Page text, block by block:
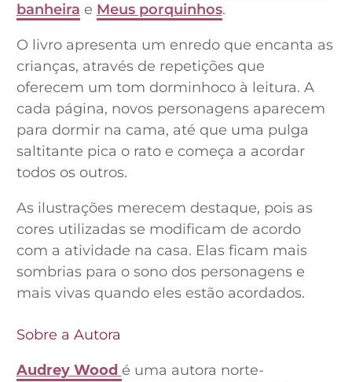
banheira e Meus porquinhos.
O livro apresenta um enredo que encanta as
crianças, através de repetições que
oferecem um tom dorminhoco à leitura. A
cada página, novos personagens aparecem
para dormir na cama, até que uma pulga
saltitante pica o rato e começa a acordar
todos os outros.
As ilustrações merecem destaque, pois as
cores utilizadas se modificam de acordo
com a atividade na casa. Elas ficam mais
sombrias para o sono dos personagens e
mais vivas quando eles estão acordados.
Sobre a Autora
Audrey Wood é uma autora norte-